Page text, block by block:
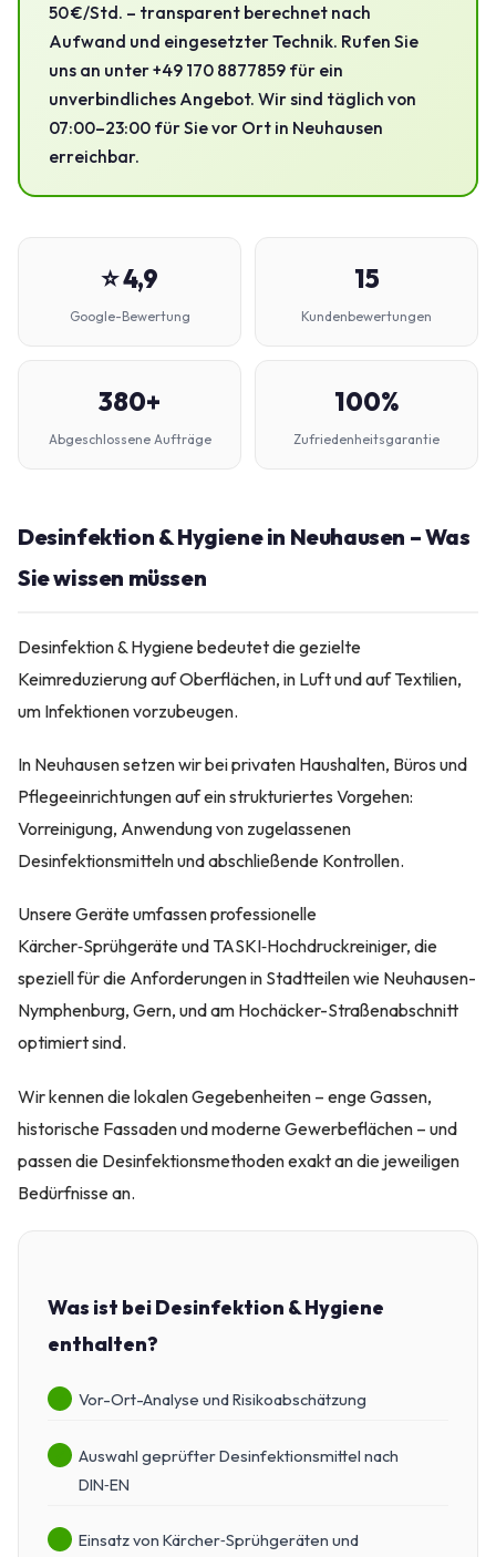
50 €/Std. – transparent berechnet nach
Aufwand und eingesetzter Technik. Rufen Sie
uns an unter +49 170 8877859 für ein
unverbindliches Angebot. Wir sind täglich von
07:00–23:00 für Sie vor Ort in Neuhausen
erreichbar.
⭐ 4,9
Google-Bewertung
15
Kundenbewertungen
380+
Abgeschlossene Aufträge
100%
Zufriedenheitsgarantie
Desinfektion & Hygiene in Neuhausen – Was
Sie wissen müssen
Desinfektion & Hygiene bedeutet die gezielte
Keimreduzierung auf Oberflächen, in Luft und auf Textilien,
um Infektionen vorzubeugen.
In Neuhausen setzen wir bei privaten Haushalten, Büros und
Pflegeeinrichtungen auf ein strukturiertes Vorgehen:
Vorreinigung, Anwendung von zugelassenen
Desinfektionsmitteln und abschließende Kontrollen.
Unsere Geräte umfassen professionelle
Kärcher‑Sprühgeräte und TASKI‑Hochdruckreiniger, die
speziell für die Anforderungen in Stadtteilen wie Neuhausen-
Nymphenburg, Gern, und am Hochäcker-Straßenabschnitt
optimiert sind.
Wir kennen die lokalen Gegebenheiten – enge Gassen,
historische Fassaden und moderne Gewerbeflächen – und
passen die Desinfektionsmethoden exakt an die jeweiligen
Bedürfnisse an.
Was ist bei Desinfektion & Hygiene
enthalten?
Vor-Ort-Analyse und Risikoabschätzung
Auswahl geprüfter Desinfektionsmittel nach
DIN‑EN
Einsatz von Kärcher‑Sprühgeräten und